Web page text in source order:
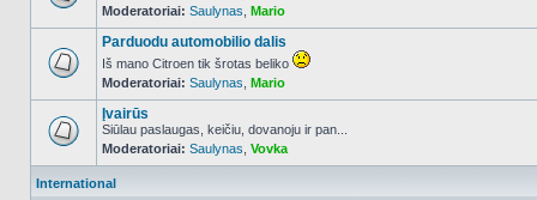
NO_UNREAD_POSTS
Moderatoriai: Saulynas Mario
NO_UNREAD_POSTS
Parduodu automobilio dalis
Iš mano Citroen tik šrotas beliko
Moderatoriai: Saulynas Mario
NO_UNREAD_POSTS
Įvairūs
Siūlau paslaugas, keičiu, dovanoju ir pan...
Moderatoriai: Saulynas Vovka
International